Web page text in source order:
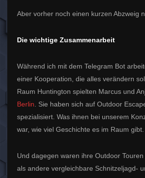
Aber vorher noch einen kurzen Abzweig
Die wichtige Zusammenarbeit
Während ich mit dem Telegram Bot
einer Kooperation, die alles verändern
Raum Huntington spielten Marcus und
Berlin . Sie haben sich auf Outdoor
spezialisiert. Was ihnen bei unserem
war, wie viel Geschichte es im Raum gibt.
Und dagegen waren ihre Outdoor Touren
als andere vergleichbare Schnitzeljagd-